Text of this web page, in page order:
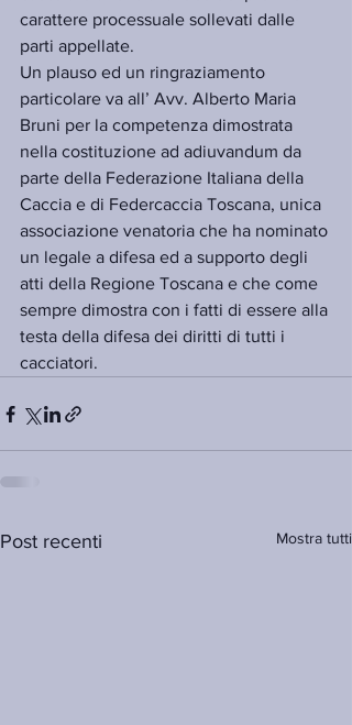
carattere processuale sollevati dalle
parti appellate.
Un plauso ed un ringraziamento
particolare va all’ Avv. Alberto Maria
Bruni per la competenza dimostrata
nella costituzione ad adiuvandum da
parte della Federazione Italiana della
Caccia e di Federcaccia Toscana, unica
associazione venatoria che ha nominato
un legale a difesa ed a supporto degli
atti della Regione Toscana e che come
sempre dimostra con i fatti di essere alla
testa della difesa dei diritti di tutti i
cacciatori.
Post recenti Mostra tutti